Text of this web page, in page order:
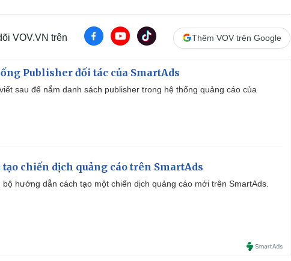
VOV.VN trên Thêm VOV trên Google
Publisher đối tác của SmartAds
sau để nắm danh sách publisher trong hệ thống quảng cáo của
chiến dịch quảng cáo trên SmartAds
hướng dẫn cách tạo một chiến dịch quảng cáo mới trên SmartAds.